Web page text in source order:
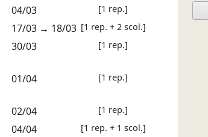
04/03 [1 rep.]
17/03→ 18/03 [1 rep. + 2 scol.]
30/03 [1 rep.]
01/04 [1 rep.]
02/04 [1 rep.]
04/04 [1 rep. + 1 scol.]